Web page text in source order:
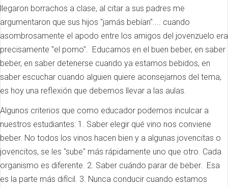
llegaron borrachos a clase, al citar a sus padres me
argumentaron que sus hijos "jamás bebían".... cuando
asombrosamente el apodo entre los amigos del jovenzuelo era
precisamente "el pomo". Educarnos en el buen beber, en saber
beber, en saber detenerse cuando ya estamos bebidos, en
saber escuchar cuando alguien quiere aconsejarnos del tema,
es hoy una reflexión que debemos llevar a las aulas.
Algunos criterios que como educador podemos inculcar a
nuestros estudiantes: 1. Saber elegir qué vino nos conviene
beber. No todos los vinos hacen bien y a algunas jovencitas o
jovencitos, se les "sube" más rápidamente uno que otro. Cada
organismo es diferente. 2. Saber cuándo parar de beber. Esa
es la parte más difícil. 3. Nunca conducir cuando estamos